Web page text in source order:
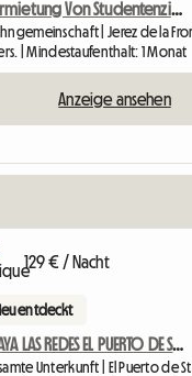
Vermietung Von Studentenzimmern
| Mindestaufenthalt: 1 Monat
Anzeige ansehen
129 € / Nacht
entdeckt
PLAYA LAS REDES EL PUERTO DE SANTA MARIA CADIZ